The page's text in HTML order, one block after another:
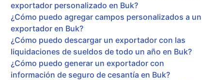
exportador personalizado en Buk?
¿Cómo puedo agregar campos personalizados a un
exportador en Buk?
¿Cómo puedo descargar un exportador con las
liquidaciones de sueldos de todo un año en Buk?
¿Cómo puedo generar un exportador con
información de seguro de cesantía en Buk?